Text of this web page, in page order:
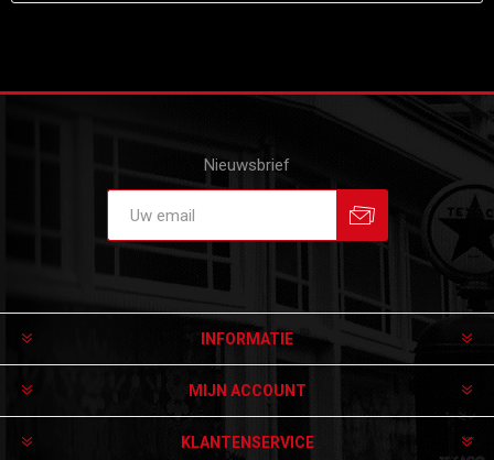
Nieuwsbrief
INFORMATIE
MIJN ACCOUNT
KLANTENSERVICE